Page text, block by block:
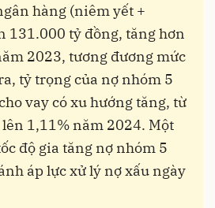
hàng (niêm yết +
131.000 tỷ đồng, tăng hơn
2023, tương đương mức
tỷ trọng của nợ nhóm 5
vay có xu hướng tăng, từ
1,11% năm 2024. Một
độ gia tăng nợ nhóm 5
áp lực xử lý nợ xấu ngày